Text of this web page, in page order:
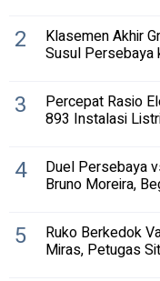
2 Klasemen Akhir
Susul Persebaya
3 Percepat Rasio
893 Instalasi
4 Duel Persebaya
Bruno Moreira,
5 Ruko Berkedok
Miras, Petugas